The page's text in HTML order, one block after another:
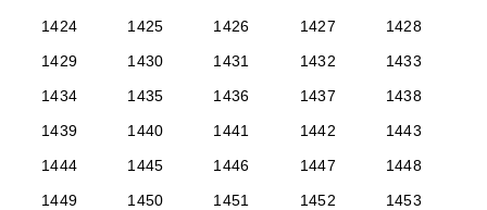
1424 1425 1426 1427
1428
1429
1430 1431 1432
1433
1434
1435 1436 1437
1438
1439
1440 1441 1442
1443
1444
1445 1446 1447
1448
1449
1450 1451 1452
1453